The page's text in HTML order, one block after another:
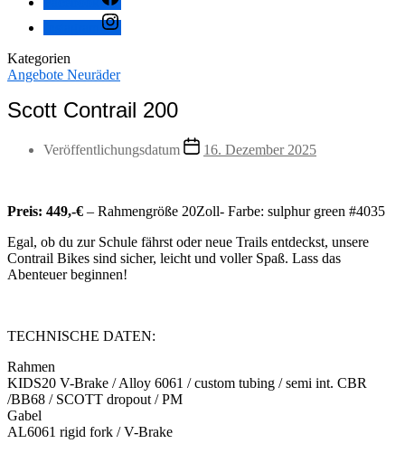
Kategorien
Angebote Neuräder
Scott Contrail 200
Veröffentlichungsdatum 16. Dezember 2025
Preis: 449,-€ – Rahmengröße 20Zoll- Farbe: sulphur green #4035
Egal, ob du zur Schule fährst oder neue Trails entdeckst, unsere
Contrail Bikes sind sicher, leicht und voller Spaß. Lass das
Abenteuer beginnen!
TECHNISCHE DATEN:
Rahmen
KIDS20 V-Brake / Alloy 6061 / custom tubing / semi int. CBR
/BB68 / SCOTT dropout / PM
Gabel
AL6061 rigid fork / V-Brake